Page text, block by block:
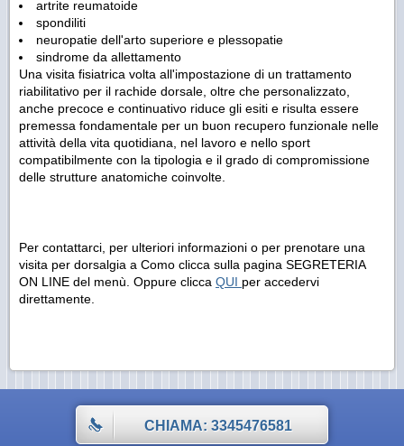
artrite reumatoide
spondiliti
neuropatie dell'arto superiore e plessopatie
sindrome da allettamento
Una visita fisiatrica volta all'impostazione di un trattamento
riabilitativo per il rachide dorsale, oltre che personalizzato,
anche precoce e continuativo riduce gli esiti e risulta essere
premessa fondamentale per un buon recupero funzionale nelle
attività della vita quotidiana, nel lavoro e nello sport
compatibilmente con la tipologia e il grado di compromissione
delle strutture anatomiche coinvolte.
Per contattarci, per ulteriori informazioni o per prenotare una
visita per dorsalgia a Como clicca sulla pagina SEGRETERIA
ON LINE del menù. Oppure clicca QUI per accedervi
direttamente.
CHIAMA: 3345476581